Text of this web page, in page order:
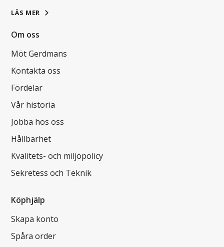
LÄS MER
Om oss
Möt Gerdmans
Kontakta oss
Fördelar
Vår historia
Jobba hos oss
Hållbarhet
Kvalitets- och miljöpolicy
Sekretess och Teknik
Köphjälp
Skapa konto
Spåra order